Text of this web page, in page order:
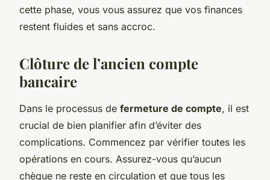
cette phase, vous vous assurez que vos finances
restent fluides et sans accroc.
Clôture de l’ancien compte
bancaire
Dans le processus de fermeture de compte, il est
crucial de bien planifier afin d’éviter des
complications. Commencez par vérifier toutes les
opérations en cours. Assurez-vous qu’aucun
chèque ne reste en circulation et que tous les